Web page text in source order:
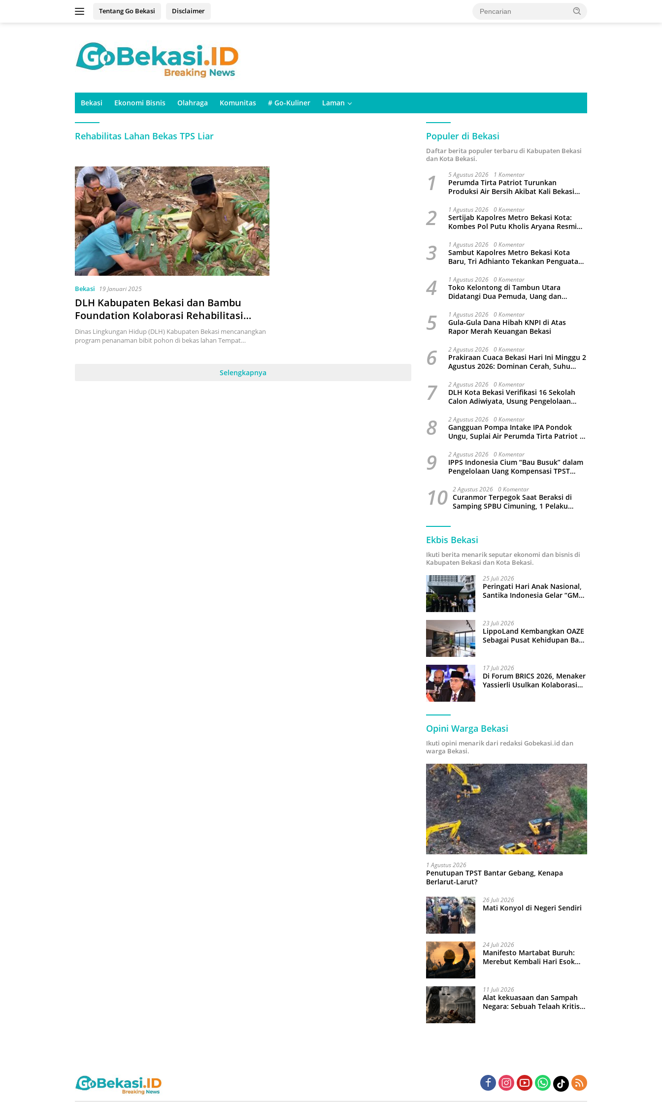
Tentang Go Bekasi Disclaimer
Bekasi Ekonomi Bisnis Olahraga Komunitas # Go-Kuliner Laman
Rehabilitas Lahan Bekas TPS Liar
Bekasi 19 Januari 2025
DLH Kabupaten Bekasi dan Bambu
Foundation Kolaborasi Rehabilitasi
Lahan Bekas TPS Liar
Dinas Lingkungan Hidup (DLH) Kabupaten Bekasi mencanangkan
program penanaman bibit pohon di bekas lahan Tempat…
Selengkapnya
Populer di Bekasi
Daftar berita populer terbaru di Kabupaten Bekasi
dan Kota Bekasi.
1 5 Agustus 2026 1 Komentar
Perumda Tirta Patriot Turunkan
Produksi Air Bersih Akibat Kali Bekasi
2 1 Agustus 2026 0 Komentar
Sertijab Kapolres Metro Bekasi Kota:
Kombes Pol Putu Kholis Aryana Resmi
Bintoro
3 1 Agustus 2026 0 Komentar
Sambut Kapolres Metro Bekasi Kota
Baru, Tri Adhianto Tekankan Penguatan
4 1 Agustus 2026 0 Komentar
Toko Kelontong di Tambun Utara
Didatangi Dua Pemuda, Uang dan
5 1 Agustus 2026 0 Komentar
Gula-Gula Dana Hibah KNPI di Atas
Rapor Merah Keuangan Bekasi
6 2 Agustus 2026 0 Komentar
Prakiraan Cuaca Bekasi Hari Ini Minggu 2
Agustus 2026: Dominan Cerah, Suhu
7 2 Agustus 2026 0 Komentar
DLH Kota Bekasi Verifikasi 16 Sekolah
Calon Adiwiyata, Usung Pengelolaan
8 2 Agustus 2026 0 Komentar
Gangguan Pompa Intake IPA Pondok
Ungu, Suplai Air Perumda Tirta Patriot di
9 2 Agustus 2026 0 Komentar
IPPS Indonesia Cium “Bau Busuk” dalam
Pengelolaan Uang Kompensasi TPST
10 2 Agustus 2026 0 Komentar
Curanmor Terpegok Saat Beraksi di
Samping SPBU Cimuning, 1 Pelaku
Ekbis Bekasi
Ikuti berita menarik seputar ekonomi dan bisnis di
Kabupaten Bekasi dan Kota Bekasi.
25 Juli 2026
Peringati Hari Anak Nasional,
Santika Indonesia Gelar “GM
23 Juli 2026
LippoLand Kembangkan OAZE
Sebagai Pusat Kehidupan Baru
17 Juli 2026
Di Forum BRICS 2026, Menaker
Yassierli Usulkan Kolaborasi
Opini Warga Bekasi
Ikuti opini menarik dari redaksi Gobekasi.id dan
warga Bekasi.
1 Agustus 2026
Penutupan TPST Bantar Gebang, Kenapa
Berlarut-Larut?
26 Juli 2026
Mati Konyol di Negeri Sendiri
24 Juli 2026
Manifesto Martabat Buruh:
Merebut Kembali Hari Esok
11 Juli 2026
Alat kekuasaan dan Sampah
Negara: Sebuah Telaah Kritis